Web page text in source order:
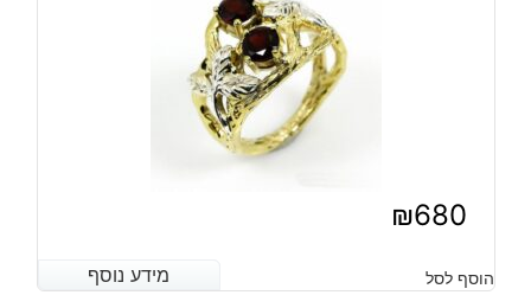
₪680
מידע נוסף הוסף לסל מידע נוסף